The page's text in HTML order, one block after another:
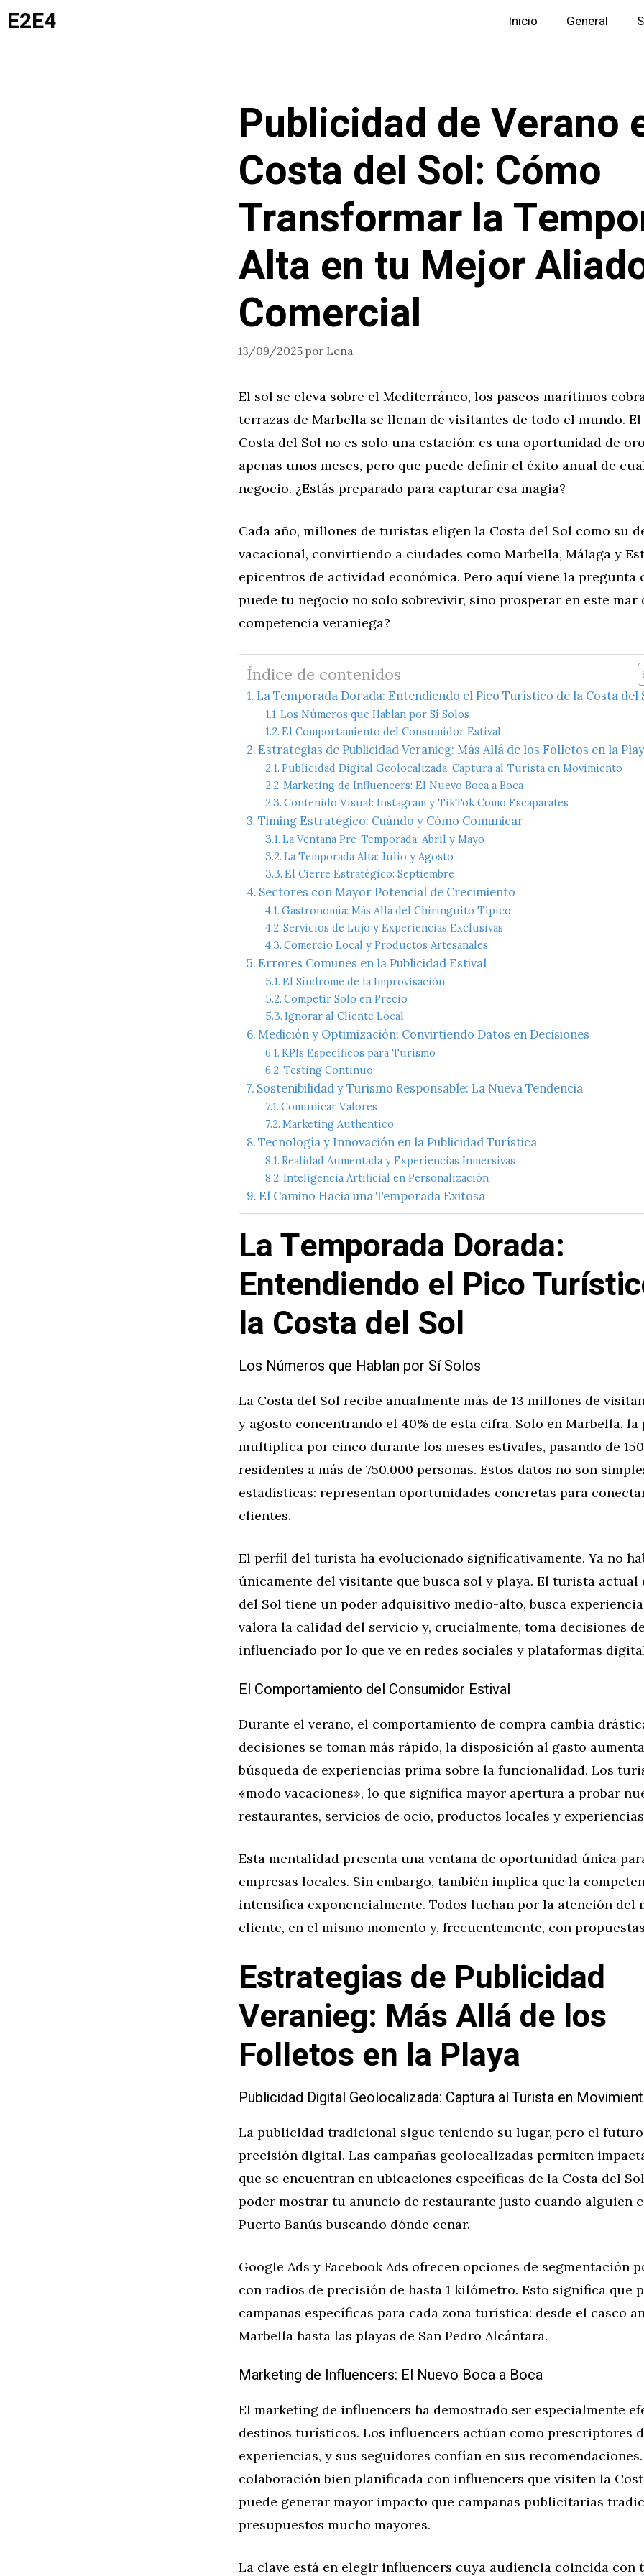
Saltar
alE2E4 Inicio General
Publicidad de Verano
Costa del Sol: Cómo
Transformar la
Alta en tu Mejor
Comercial
13/09/2025 por Lena
El sol se eleva sobre el Mediterráneo, los paseos marítimos
terrazas de Marbella se llenan de visitantes de todo el mundo.
Costa del Sol no es solo una estación: es una oportunidad de
apenas unos meses, pero que puede definir el éxito anual de
negocio. ¿Estás preparado para capturar esa magia?
Cada año, millones de turistas eligen la Costa del Sol como su
vacacional, convirtiendo a ciudades como Marbella, Málaga y
epicentros de actividad económica. Pero aquí viene la pregunta
puede tu negocio no solo sobrevivir, sino prosperar en este mar
competencia veraniega?
Índice de contenidos
La Temporada Dorada: Entendiendo el Pico Turístico de la Costa del
Los Números que Hablan por Sí Solos
El Comportamiento del Consumidor Estival
Estrategias de Publicidad Veranieg: Más Allá de los Folletos en la
Publicidad Digital Geolocalizada: Captura al Turista en Movimiento
Marketing de Influencers: El Nuevo Boca a Boca
Contenido Visual: Instagram y TikTok Como Escaparates
Timing Estratégico: Cuándo y Cómo Comunicar
La Ventana Pre-Temporada: Abril y Mayo
La Temporada Alta: Julio y Agosto
El Cierre Estratégico: Septiembre
Sectores con Mayor Potencial de Crecimiento
Gastronomía: Más Allá del Chiringuito Típico
Servicios de Lujo y Experiencias Exclusivas
Comercio Local y Productos Artesanales
Errores Comunes en la Publicidad Estival
El Síndrome de la Improvisación
Competir Solo en Precio
Ignorar al Cliente Local
Medición y Optimización: Convirtiendo Datos en Decisiones
KPIs Específicos para Turismo
Testing Continuo
Sostenibilidad y Turismo Responsable: La Nueva Tendencia
Comunicar Valores
Marketing Authentico
Tecnología y Innovación en la Publicidad Turística
Realidad Aumentada y Experiencias Inmersivas
Inteligencia Artificial en Personalización
El Camino Hacia una Temporada Exitosa
La Temporada Dorada:
Entendiendo el Pico
la Costa del Sol
Los Números que Hablan por Sí Solos
La Costa del Sol recibe anualmente más de 13 millones de
y agosto concentrando el 40% de esta cifra. Solo en Marbella, la
multiplica por cinco durante los meses estivales, pasando de
residentes a más de 750.000 personas. Estos datos no son
estadísticas: representan oportunidades concretas para
clientes.
El perfil del turista ha evolucionado significativamente. Ya no
únicamente del visitante que busca sol y playa. El turista actual
del Sol tiene un poder adquisitivo medio-alto, busca
valora la calidad del servicio y, crucialmente, toma decisiones
influenciado por lo que ve en redes sociales y plataformas
El Comportamiento del Consumidor Estival
Durante el verano, el comportamiento de compra cambia
decisiones se toman más rápido, la disposición al gasto
búsqueda de experiencias prima sobre la funcionalidad. Los
«modo vacaciones», lo que significa mayor apertura a probar
restaurantes, servicios de ocio, productos locales y
Esta mentalidad presenta una ventana de oportunidad única
empresas locales. Sin embargo, también implica que la
intensifica exponencialmente. Todos luchan por la atención del
cliente, en el mismo momento y, frecuentemente, con
Estrategias de Publicidad
Veranieg: Más Allá de los
Folletos en la Playa
Publicidad Digital Geolocalizada: Captura al Turista en
La publicidad tradicional sigue teniendo su lugar, pero el
precisión digital. Las campañas geolocalizadas permiten
que se encuentran en ubicaciones específicas de la Costa del
poder mostrar tu anuncio de restaurante justo cuando alguien
Puerto Banús buscando dónde cenar.
Google Ads y Facebook Ads ofrecen opciones de segmentación
con radios de precisión de hasta 1 kilómetro. Esto significa que
campañas específicas para cada zona turística: desde el casco
Marbella hasta las playas de San Pedro Alcántara.
Marketing de Influencers: El Nuevo Boca a Boca
El marketing de influencers ha demostrado ser especialmente
destinos turísticos. Los influencers actúan como prescriptores
experiencias, y sus seguidores confían en sus
colaboración bien planificada con influencers que visiten la
puede generar mayor impacto que campañas publicitarias
presupuestos mucho mayores.
La clave está en elegir influencers cuya audiencia coincida con